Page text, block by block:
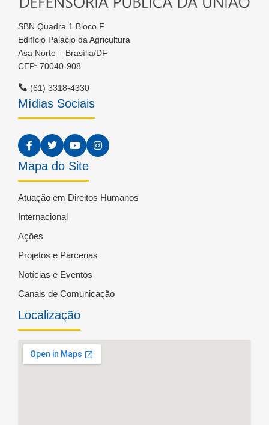
SBN Quadra 1 Bloco F
Edifício Palácio da Agricultura
Asa Norte – Brasília/DF
CEP: 70040-908
(61) 3318-4330
Mídias Sociais
Mapa do Site
Atuação em Direitos Humanos
Internacional
Ações
Projetos e Parcerias
Notícias e Eventos
Canais de Comunicação
Localização